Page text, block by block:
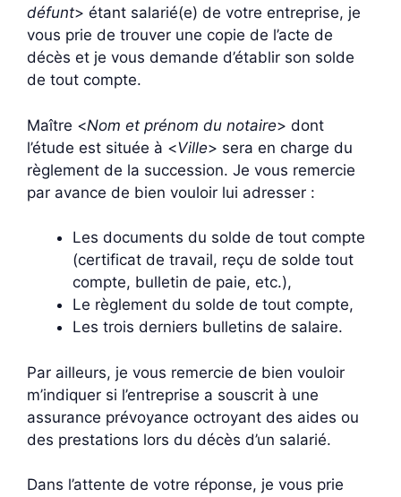
défunt> étant salarié(e) de votre entreprise, je
vous prie de trouver une copie de l’acte de
décès et je vous demande d’établir son solde
de tout compte.
Maître <Nom et prénom du notaire> dont
l’étude est située à <Ville> sera en charge du
règlement de la succession. Je vous remercie
par avance de bien vouloir lui adresser :
Les documents du solde de tout compte
(certificat de travail, reçu de solde tout
compte, bulletin de paie, etc.),
Le règlement du solde de tout compte,
Les trois derniers bulletins de salaire.
Par ailleurs, je vous remercie de bien vouloir
m’indiquer si l’entreprise a souscrit à une
assurance prévoyance octroyant des aides ou
des prestations lors du décès d’un salarié.
Dans l’attente de votre réponse, je vous prie